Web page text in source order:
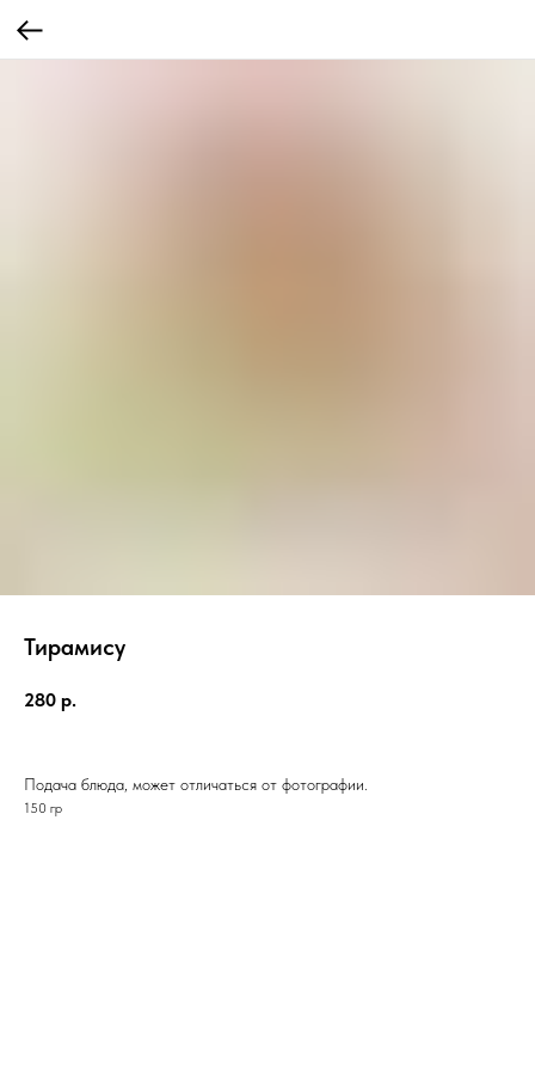
Тирамису
280 р.
Подача блюда, может отличаться от фотографии.
150 гр